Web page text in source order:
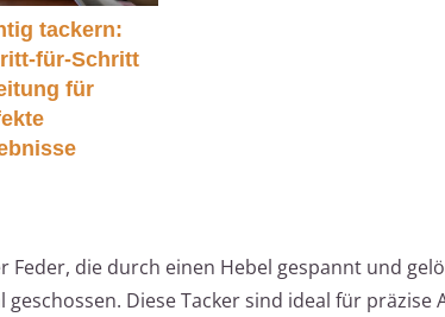
tackern:
für-Schritt
für
die durch einen Hebel gespannt und
Diese Tacker sind ideal für präzise